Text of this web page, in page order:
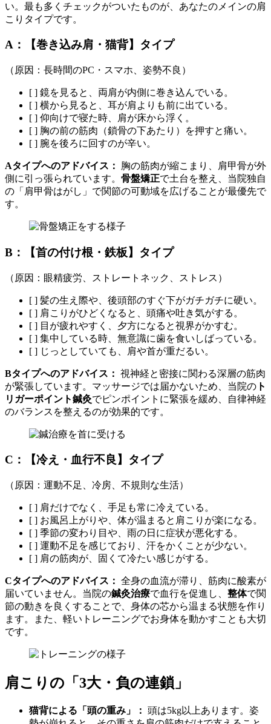
い。最も多くチェックがついたものが、あなたのメインの肩
こりタイプです。
A：【巻き込み肩・猫背】タイプ
（原因：長時間のPC・スマホ、姿勢不良）
[ ] 鏡を見ると、両肩が内側に巻き込んでいる。
[ ] 横から見ると、耳が肩よりも前に出ている。
[ ] 仰向けで寝た時、肩が床から浮く。
[ ] 胸の前の筋肉（鎖骨の下あたり）を押すと痛い。
[ ] 腕を後ろに回すのが辛い。
Aタイプへのアドバイス：
胸の筋肉が縮こまり、肩甲骨が外
側に引っ張られています。 骨盤矯正で土台を整え、当院独自
の「肩甲骨はがし」で関節の可動域を広げることが最優先で
す。
B：【首の付け根・鉄板】タイプ
（原因：眼精疲労、ストレートネック、ストレス）
[ ] 髪の生え際や、後頭部のすぐ下がガチガチに硬い。
[ ] 肩こりがひどくなると、頭痛や吐き気がする。
[ ] 目が疲れやすく、夕方になると視界がかすむ。
[ ] 集中している時、無意識に歯を食いしばっている。
[ ] じっとしていても、肩や首が重だるい。
Bタイプへのアドバイス： 視神経と密接に関わる深層の筋肉
が緊張しています。マッサージでは届かないため、当院の ト
リガーポイント鍼灸でピンポイントに緊張を緩め、自律神経
のバランスを整えるのが効果的です。
C：【冷え・血行不良】タイプ
（原因：運動不足、冷房、不規則な生活）
[ ] 肩だけでなく、手足も常に冷えている。
[ ] お風呂上がりや、体が温まると肩こりが楽になる。
[ ] 季節の変わり目や、雨の日に症状が悪化する。
[ ] 運動不足を感じており、汗をかくことが少ない。
[ ] 肩の筋肉が、固くて冷たい感じがする。
Cタイプへのアドバイス： 全身の血流が滞り、筋肉に酸素が
届いていません。当院の鍼灸治療で血行を促進し、 整体で関
節の動きを良くすることで、身体の芯から温まる状態を作り
ます。また、軽いトレーニングでお身体を動かすことも大切
です。
肩こりの「3大・負の連鎖」
猫背による「頭の重み」： 頭は5kg以上あります。姿